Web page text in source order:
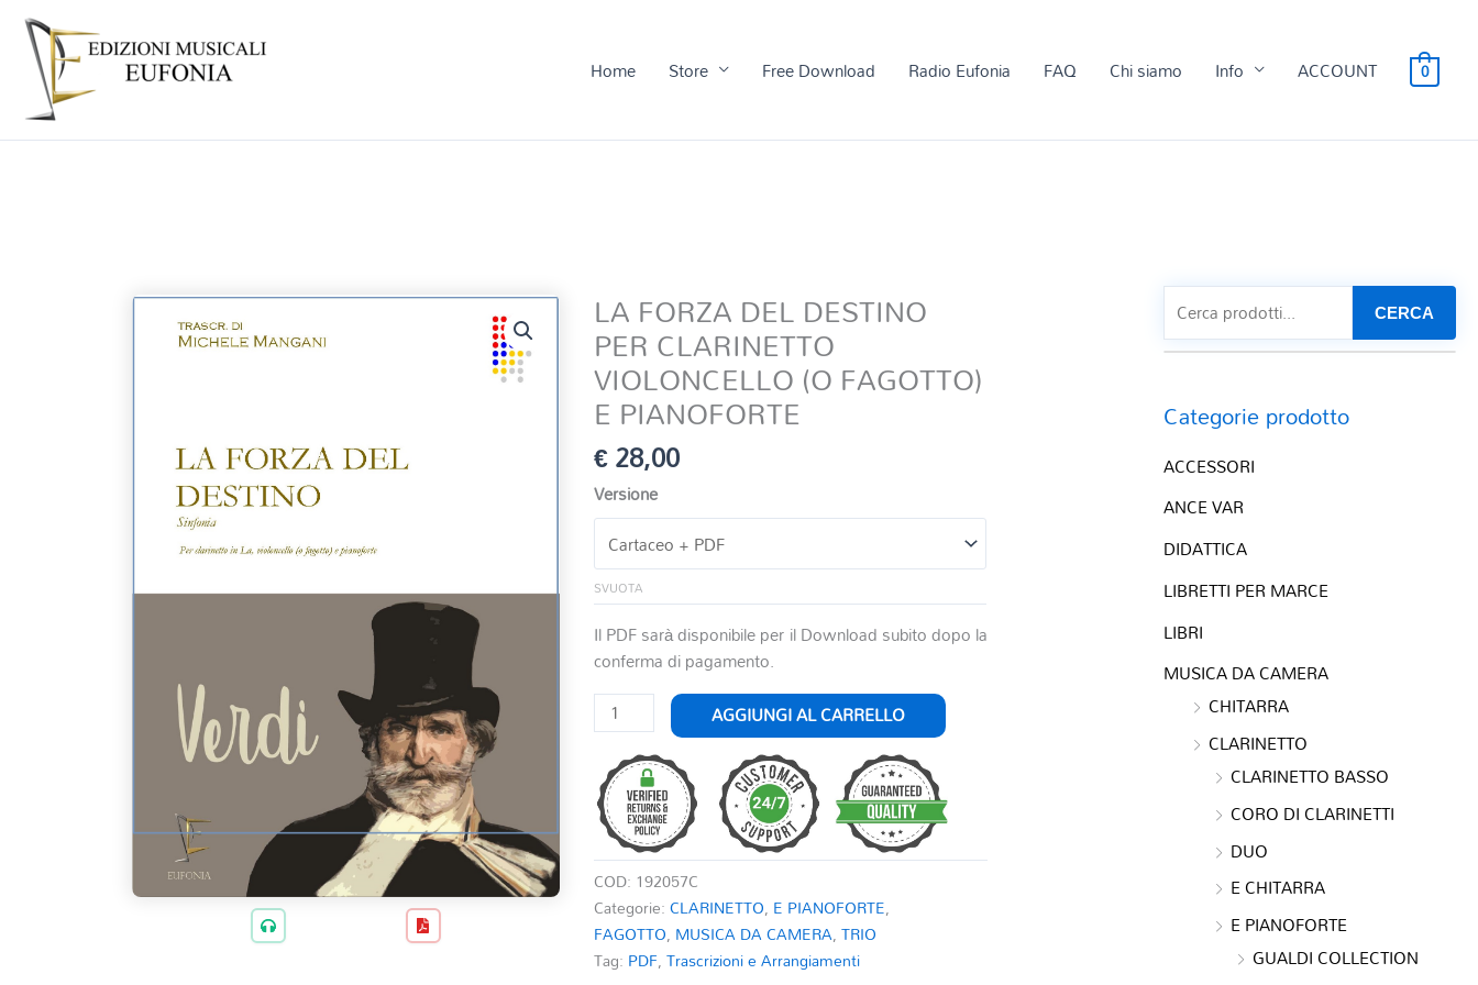
Home Store Free Download Radio Eufonia FAQ Chi siamo Info ACCOUNT 0
LA FORZA DEL DESTINO
PER CLARINETTO
VIOLONCELLO (O FAGOTTO)
E PIANOFORTE
€28,00
Versione
SVUOTA
Il PDF sarà disponibile per il Download subito dopo la
conferma di pagamento.
LA
FORZA
DEL
DESTINO
PER
CLARINETTO
VIOLONCELLO
(O
FAGOTTO)
E
PIANOFORTE
AGGIUNGI AL CARRELLO
COD: 192057C
Categorie:CLARINETTO, E PIANOFORTE,
FAGOTTO, MUSICA DA CAMERA,TRIO
Tag: PDF,Trascrizioni e Arrangiamenti
CERCA
Categorie prodotto
ACCESSORI
ANCE VAR
DIDATTICA
LIBRETTI PER MARCE
LIBRI
MUSICA DA CAMERA
CHITARRA
CLARINETTO
CLARINETTO BASSO
CORO DI CLARINETTI
DUO
E CHITARRA
E PIANOFORTE
GUALDI COLLECTION